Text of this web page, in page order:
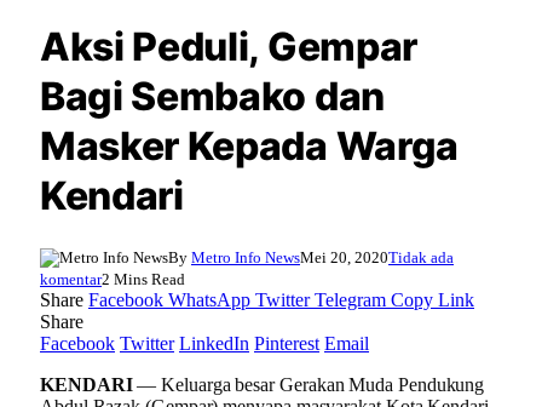
Aksi Peduli, Gempar
Bagi Sembako dan
Masker Kepada Warga
Kendari
By Metro Info NewsMei 20, 2020Tidak ada
komentar2 Mins Read
Share Facebook WhatsApp Twitter Telegram Copy Link
Share
Facebook Twitter LinkedIn Pinterest Email
KENDARI— Keluarga besar Gerakan Muda Pendukung